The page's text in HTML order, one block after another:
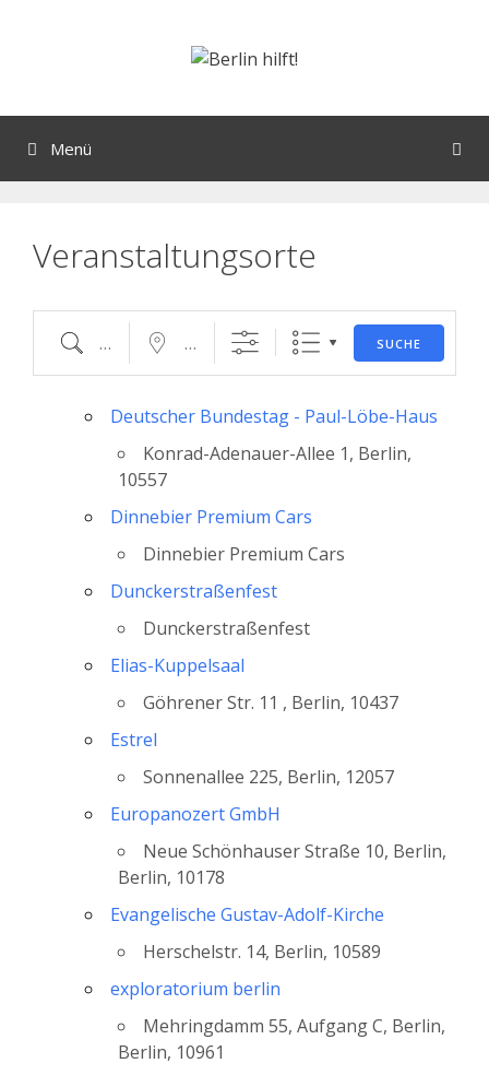
Menü
Veranstaltungsorte
SUCHE
Deutscher Bundestag - Paul-Löbe-Haus
Konrad-Adenauer-Allee 1, Berlin,
10557
Dinnebier Premium Cars
Dinnebier Premium Cars
Dunckerstraßenfest
Dunckerstraßenfest
Elias-Kuppelsaal
Göhrener Str. 11 , Berlin, 10437
Estrel
Sonnenallee 225, Berlin, 12057
Europanozert GmbH
Neue Schönhauser Straße 10, Berlin,
Berlin, 10178
Evangelische Gustav-Adolf-Kirche
Herschelstr. 14, Berlin, 10589
exploratorium berlin
Mehringdamm 55, Aufgang C, Berlin,
Berlin, 10961